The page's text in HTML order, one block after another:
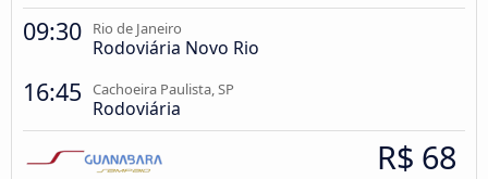
09:30 Rio de Janeiro
Rodoviária Novo Rio
16:45 Cachoeira Paulista, SP
Rodoviária
R$ 68